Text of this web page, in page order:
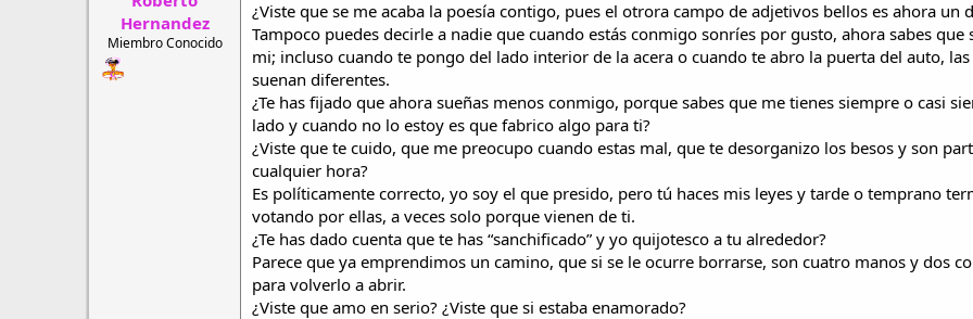
c
i
o
Hernandez
Miembro Conocido
¿Viste que se me acaba la poesía contigo, pues el otrora campo de adjetivos bellos es ahora un
Tampoco puedes decirle a nadie que cuando estás conmigo sonríes por gusto, ahora sabes que
mi; incluso cuando te pongo del lado interior de la acera o cuando te abro la puerta del auto, las
suenan diferentes.
¿Te has fijado que ahora sueñas menos conmigo, porque sabes que me tienes siempre o casi
lado y cuando no lo estoy es que fabrico algo para ti?
¿Viste que te cuido, que me preocupo cuando estas mal, que te desorganizo los besos y son
cualquier hora?
Es políticamente correcto, yo soy el que presido, pero tú haces mis leyes y tarde o temprano
votando por ellas, a veces solo porque vienen de ti.
¿Te has dado cuenta que te has “sanchificado” y yo quijotesco a tu alrededor?
Parece que ya emprendimos un camino, que si se le ocurre borrarse, son cuatro manos y dos
para volverlo a abrir.
¿Viste que amo en serio? ¿Viste que si estaba enamorado?